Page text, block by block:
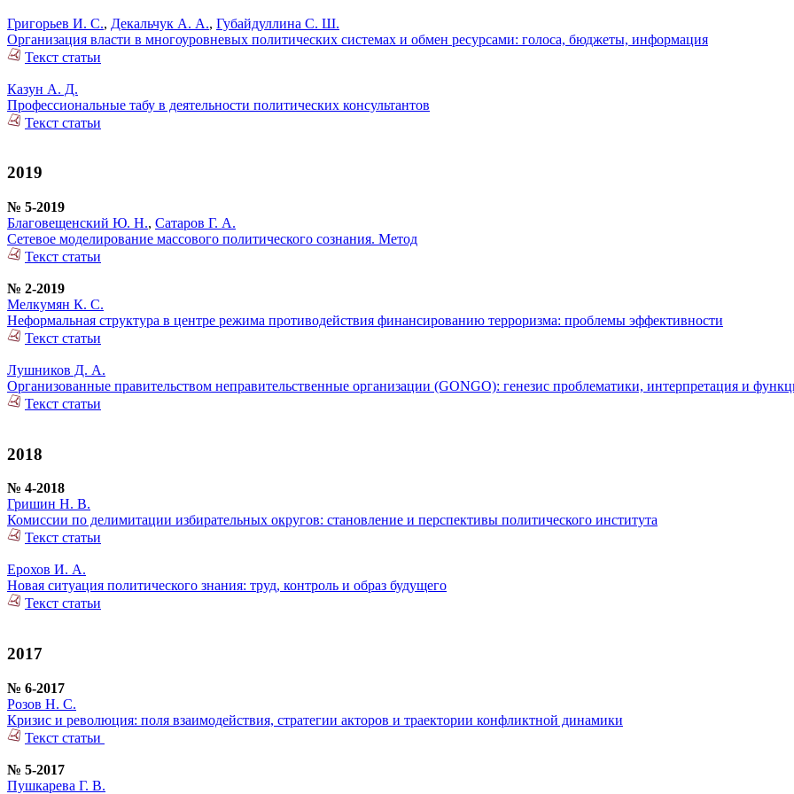
Григорьев И. С., Декальчук А. А., Губайдуллина С. Ш.
Организация власти в многоуровневых политических системах и обмен ресурсами: голоса, бюджеты, информация
Текст статьи
Казун А. Д.
Профессиональные табу в деятельности политических консультантов
Текст статьи
2019
№ 5-2019
Благовещенский Ю. Н., Сатаров Г. А.
Сетевое моделирование массового политического сознания. Метод
Текст статьи
№ 2-2019
Мелкумян К. С.
Неформальная структура в центре режима противодействия финансированию терроризма: проблемы эффективности
Текст статьи
Лушников Д. А.
Организованные правительством неправительственные организации (GONGO): генезис проблематики, интерпретация и
Текст статьи
2018
№ 4-2018
Гришин Н. В.
Комиссии по делимитации избирательных округов: становление и перспективы политического института
Текст статьи
Ерохов И. А.
Новая ситуация политического знания: труд, контроль и образ будущего
Текст статьи
2017
№ 6-2017
Розов Н. С.
Кризис и революция: поля взаимодействия, стратегии акторов и траектории конфликтной динамики
Текст статьи
№ 5-2017
Пушкарева Г. В.